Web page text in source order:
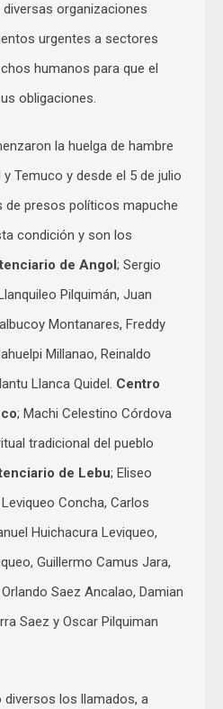
organizaciones
urgentes a sectores
humanos para que el
obligaciones.
la huelga de hambre
Temuco y desde el 5 de julio
de presos políticos mapuche
condición y son los
de Angol ; Sergio
Pilquimán, Juan
Montanares, Freddy
Millanao, Reinaldo
Llanca Quidel. Centro
; Machi Celestino Córdova
tradicional del pueblo
de Lebu; Eliseo
Concha, Carlos
Huichacura Leviqueo,
Guillermo Camus Jara,
Saez Ancalao, Damian
Saez y Oscar Pilquiman
diversos los llamados, a